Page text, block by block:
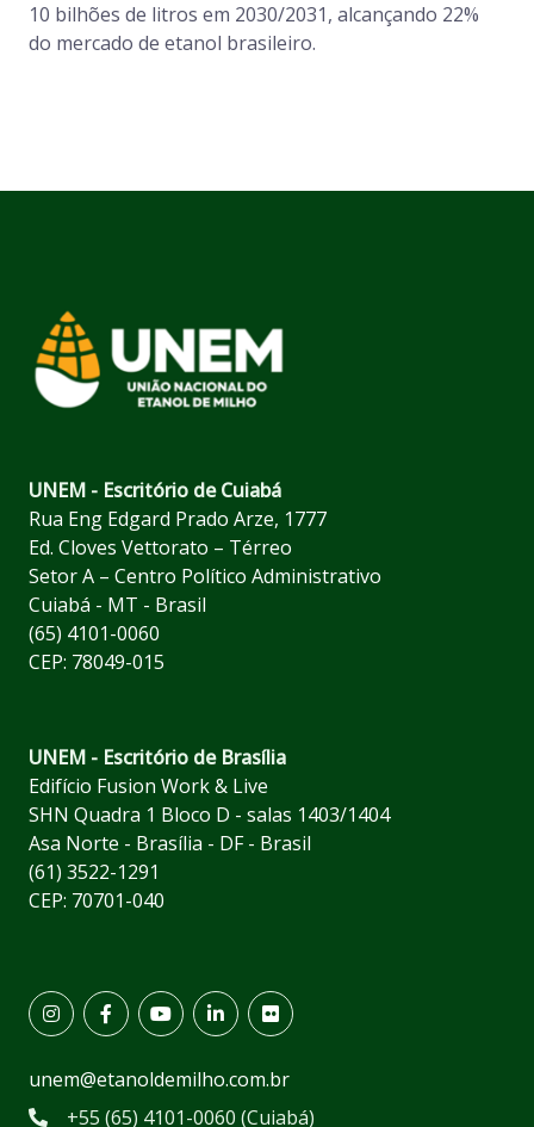
10 bilhões de litros em 2030/2031, alcançando 22%
do mercado de etanol brasileiro.
UNEM - Escritório de Cuiabá
Rua Eng Edgard Prado Arze, 1777
Ed. Cloves Vettorato – Térreo
Setor A – Centro Político Administrativo
Cuiabá - MT - Brasil
(65) 4101-0060
CEP: 78049-015
UNEM - Escritório de Brasília
Edifício Fusion Work & Live
SHN Quadra 1 Bloco D - salas 1403/1404
Asa Norte - Brasília - DF - Brasil
(61) 3522-1291
CEP: 70701-040
unem@etanoldemilho.com.br
+55 (65) 4101-0060 (Cuiabá)